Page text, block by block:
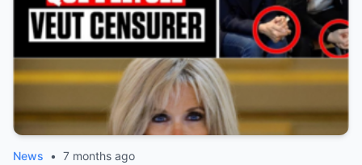
News • 7 months ago